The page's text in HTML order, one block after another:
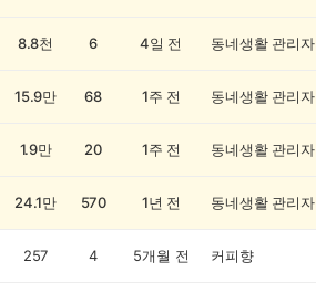
8.8천 6 4일 전 동네생활 관리자
15.9만 68 1주 전 동네생활 관리자
1.9만 20 1주 전 동네생활 관리자
24.1만 570 1년 전 동네생활 관리자
257 4 5개월 전 커피향